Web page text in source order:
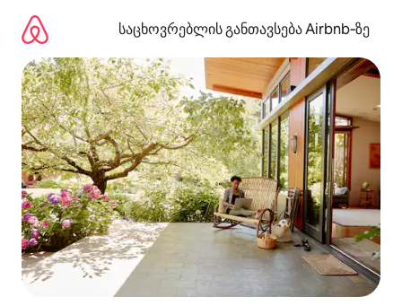
გადასვლა
საცხოვრებლის განთავსება Airbnb‑ზე